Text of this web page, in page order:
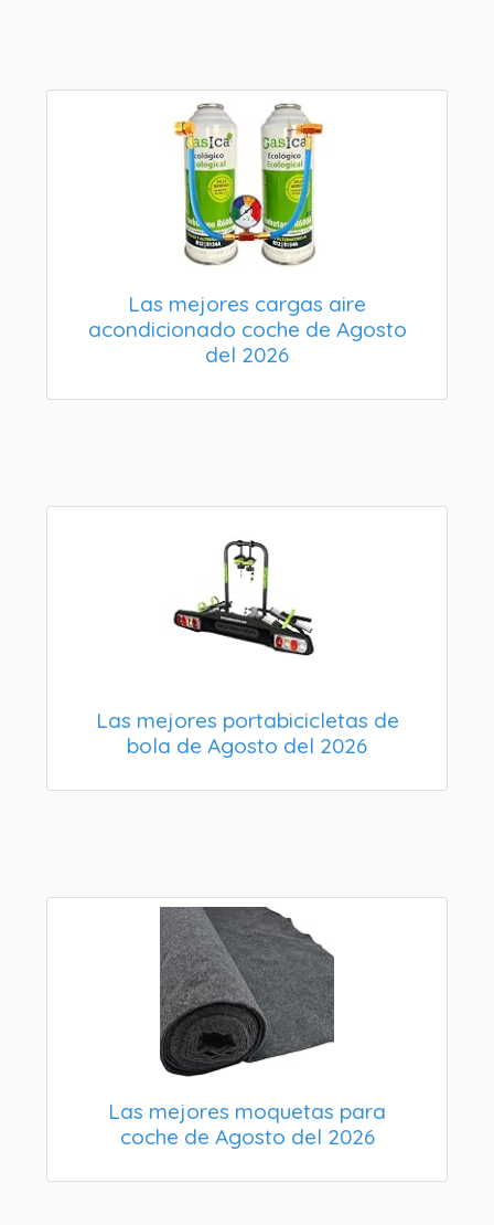
Las mejores cargas aire
acondicionado coche de Agosto
del 2026
Las mejores portabicicletas de
bola de Agosto del 2026
Las mejores moquetas para
coche de Agosto del 2026